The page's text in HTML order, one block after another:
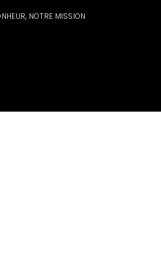
NOTRE MISSION